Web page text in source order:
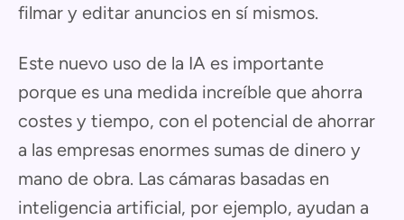
filmar y editar anuncios en sí mismos.
Este nuevo uso de la IA es importante
porque es una medida increíble que ahorra
costes y tiempo, con el potencial de ahorrar
a las empresas enormes sumas de dinero y
mano de obra. Las cámaras basadas en
inteligencia artificial, por ejemplo, ayudan a